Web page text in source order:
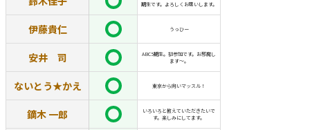
期生です。よろしくお願いします。
伊藤貴仁 うっひー
安井 司
ABC5期生。初参加です。お邪魔し
ます～。
ないとう★かえ 東京から向いマッスル！
鏑木 一郎
いろいろと教えていただきたいで
す。楽しみにしてます。